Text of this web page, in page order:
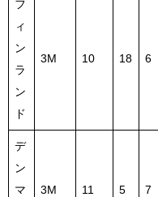
フ
ィ
ン
ラ
ン
ド
3M 10 18 6
デ
ン
マ
3M 11 5 7